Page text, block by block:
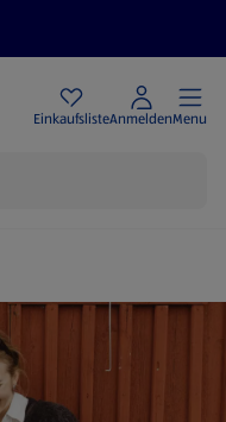
EinkaufslisteAnmeldenMenu